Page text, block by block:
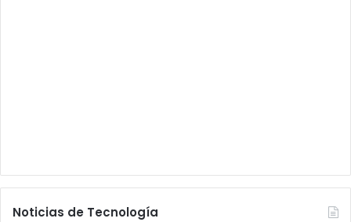
Noticias de Tecnología